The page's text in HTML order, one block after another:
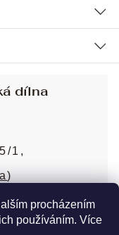
procházením
používáním. Více
dílna
1,
)